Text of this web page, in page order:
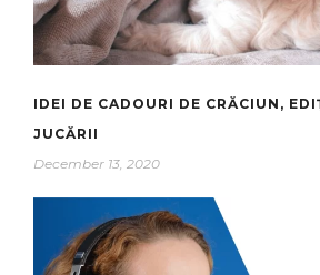
IDEI DE CADOURI DE CRĂCIUN,
JUCĂRII
December 13, 2020